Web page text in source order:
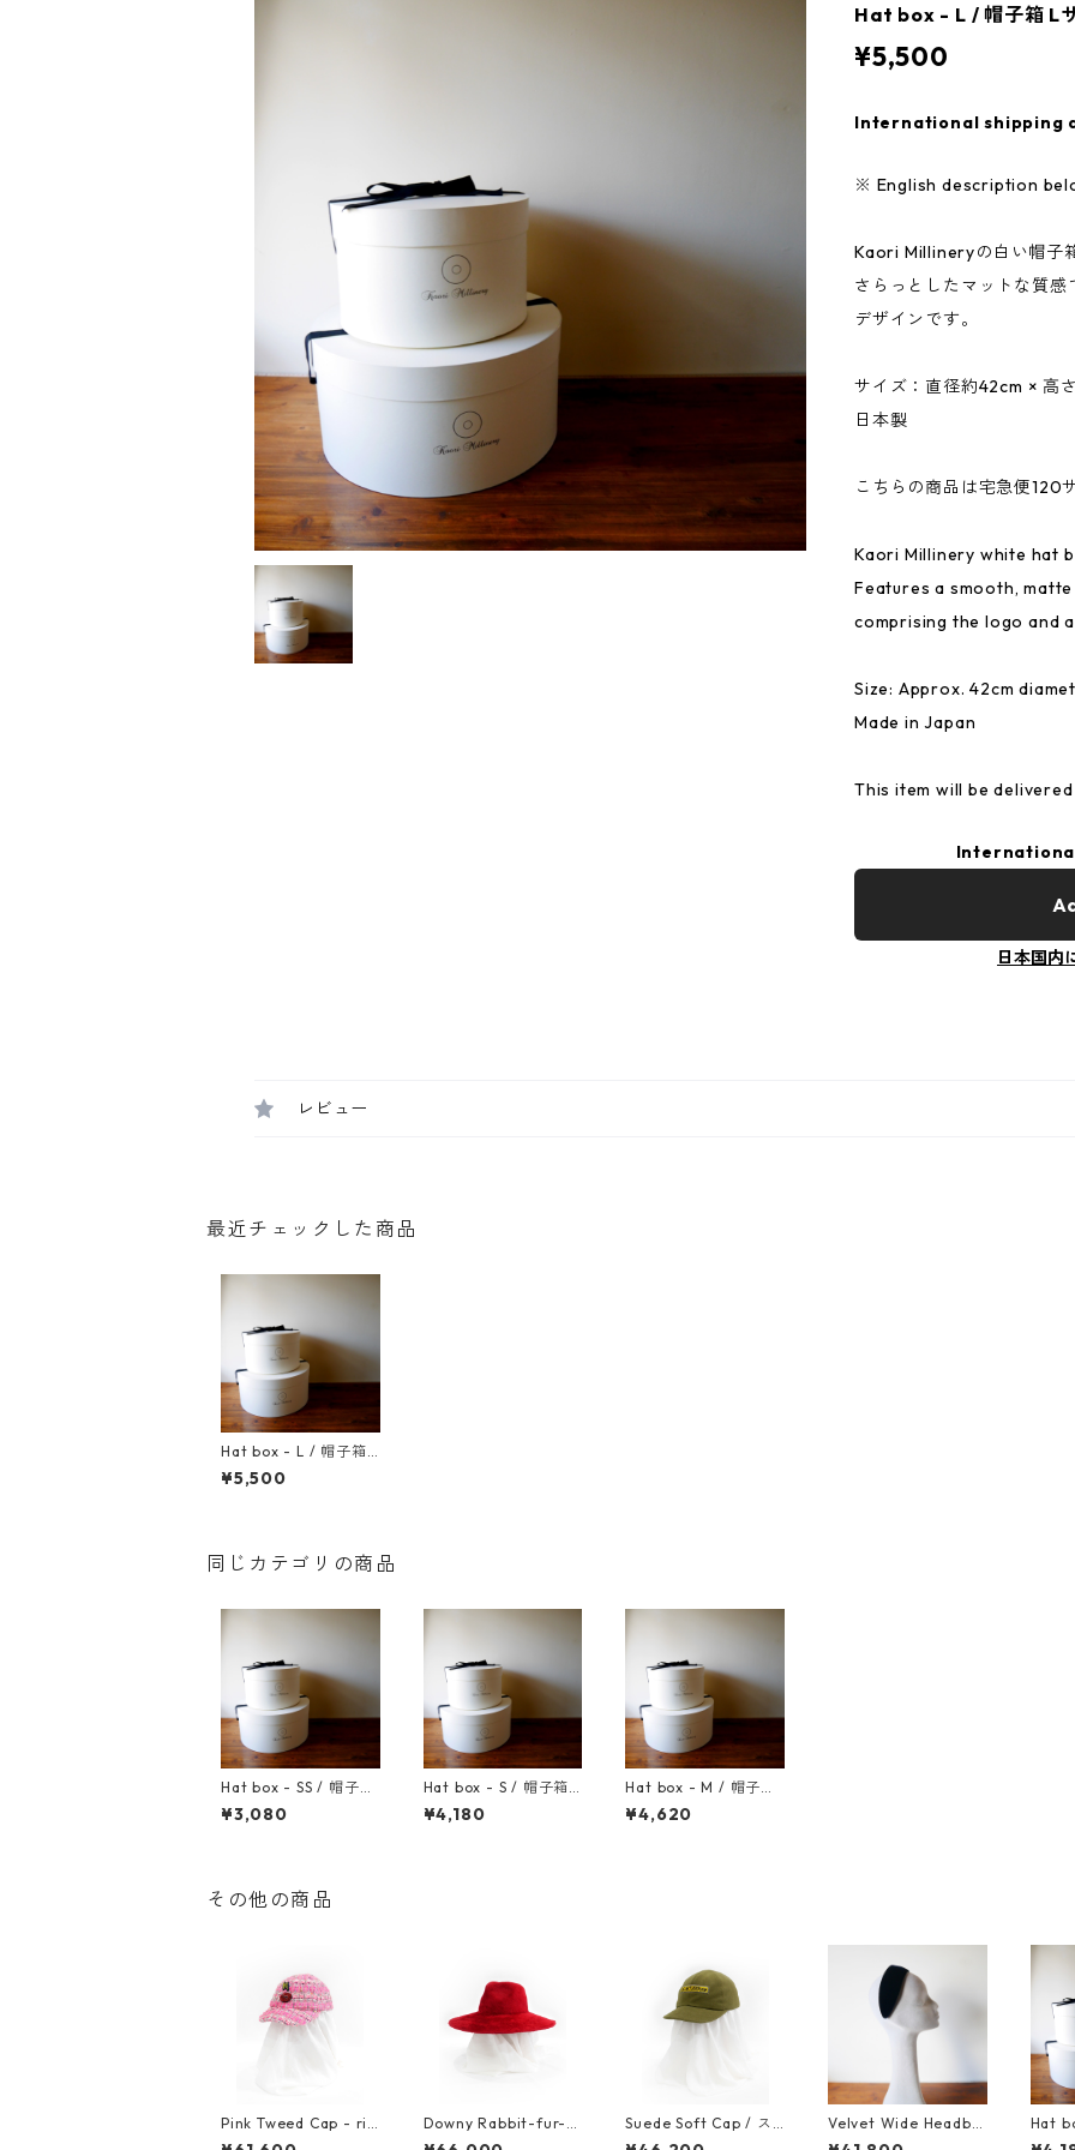
Hat box - L / 帽子箱 L
¥5,500
International shipping
※ English description
Kaori Millineryの白い帽子
さらっとしたマットな質
デザインです。
サイズ：直径約42cm × 高
日本製
こちらの商品は宅急便120
Kaori Millinery white hat
Features a smooth,
comprising the logo and
Size: Approx. 42cm
Made in Japan
This item will be
日本国内
レビュー
最近チェックした商品
Hat box - L / 帽子箱 L
サイズ
¥5,500
同じカテゴリの商品
Hat box - SS / 帽子箱
SSサイズ
¥3,080
Hat box - S / 帽子箱 S
サイズ
¥4,180
Hat box - M / 帽子箱
Mサイズ
¥4,620
その他の商品
Pink Tweed Cap - rip
& thunder / ツイード
Downy Rabbit-fur-f
elt Hat / マラジーン
Suede Soft Cap / ス
ウェードソフトキャッ
Velvet Wide Headba
nd / ベルベットワイド
Hat
サイ